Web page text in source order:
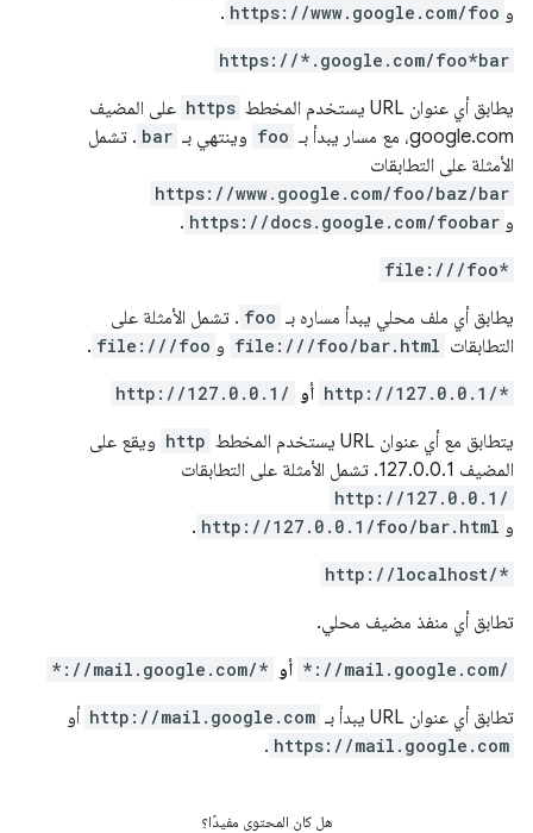
و https://www.google.com/foo
.
https://*.google.com/foo*bar
يطابق أي عنوان URL يستخدم المخطط https على المضيف
google.com، مع مسار يبدأ بـ
foo وينتهي بـ bar . تشمل
الأمثلة على التطابقات
https://www.google.com/foo/baz/bar
و https://docs.google.com/foobar
.
file:///foo*
يطابق أي ملف محلي يبدأ مساره بـ foo . تشمل الأمثلة على
التطابقات file:///foo/bar.html و file:///foo
.
http://127.0.0.1/* أو http://127.0.0.1/
يتطابق مع أي عنوان URL يستخدم المخطط http ويقع على
المضيف 127.0.0.1. تشمل الأمثلة على التطابقات
http://127.0.0.1/
و http://127.0.0.1/foo/bar.html
.
http://localhost/*
تطابق أي منفذ مضيف محلي.
*://mail.google.com/ أو *://mail.google.com/*
تطابق أي عنوان URL يبدأ بـ http://mail.google.com أو
https://mail.google.com
.
هل كان المحتوى مفيدًا؟